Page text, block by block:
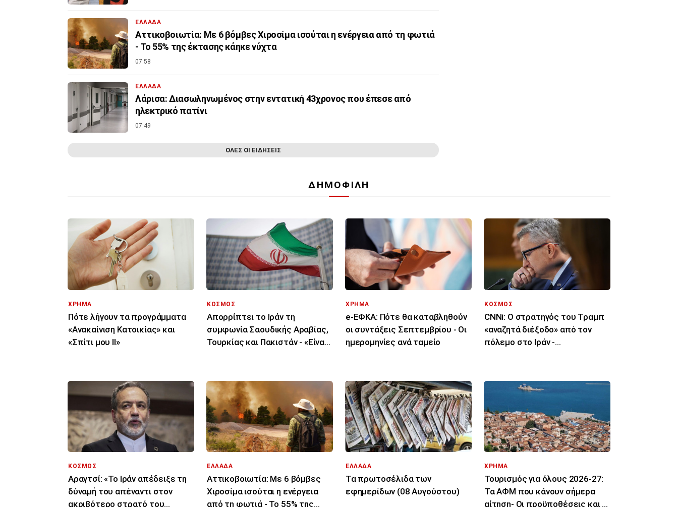
ΕΛΛΑΔΑ
Αττικοβοιωτία: Με 6 βόμβες Χιροσίμα ισούται η ενέργεια από τη φωτιά
- Το 55% της έκτασης κάηκε νύχτα
07:58
ΕΛΛΑΔΑ
Λάρισα: Διασωληνωμένος στην εντατική 43χρονος που έπεσε από
ηλεκτρικό πατίνι
07:49
ΟΛΕΣ ΟΙ ΕΙΔΗΣΕΙΣ
ΔΗΜΟΦΙΛΗ
ΧΡΗΜΑ
Πότε λήγουν τα προγράμματα
«Ανακαίνιση Κατοικίας» και
«Σπίτι μου ΙΙ»
ΚΟΣΜΟΣ
Απορρίπτει το Ιράν τη
συμφωνία Σαουδικής Αραβίας,
Τουρκίας και Πακιστάν - «Είναι
ΧΡΗΜΑ
e-ΕΦΚΑ: Πότε θα καταβληθούν
οι συντάξεις Σεπτεμβρίου - Οι
ημερομηνίες ανά ταμείο
ΚΟΣΜΟΣ
CNNi: Ο στρατηγός του Τραμπ
«αναζητά διέξοδο» από τον
πόλεμο στο Ιράν -
ΚΟΣΜΟΣ
Αραγτσί: «Το Ιράν απέδειξε τη
δύναμή του απέναντι στον
ακριβότερο στρατό του
ΕΛΛΑΔΑ
Αττικοβοιωτία: Με 6 βόμβες
Χιροσίμα ισούται η ενέργεια
από τη φωτιά - Το 55% της
ΕΛΛΑΔΑ
Τα πρωτοσέλιδα των
εφημερίδων (08 Αυγούστου)
ΧΡΗΜΑ
Τουρισμός για όλους 2026-27:
Τα ΑΦΜ που κάνουν σήμερα
αίτηση- Οι προϋποθέσεις και οι